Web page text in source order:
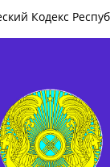
Кодекс